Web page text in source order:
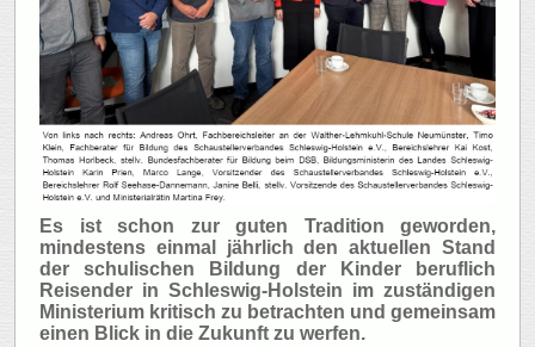
Es ist schon zur guten Tradition geworden,
mindestens einmal jährlich den aktuellen Stand
der schulischen Bildung der Kinder beruflich
Reisender in Schleswig-Holstein im zuständigen
Ministerium kritisch zu betrachten und gemeinsam
einen Blick in die Zukunft zu werfen.